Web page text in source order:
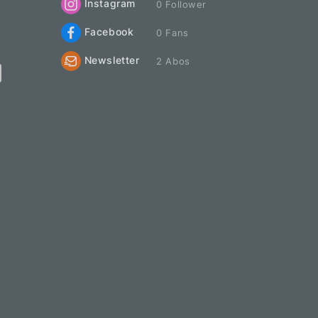
Instagram 0 Follower
Facebook 0 Fans
Newsletter 2 Abos